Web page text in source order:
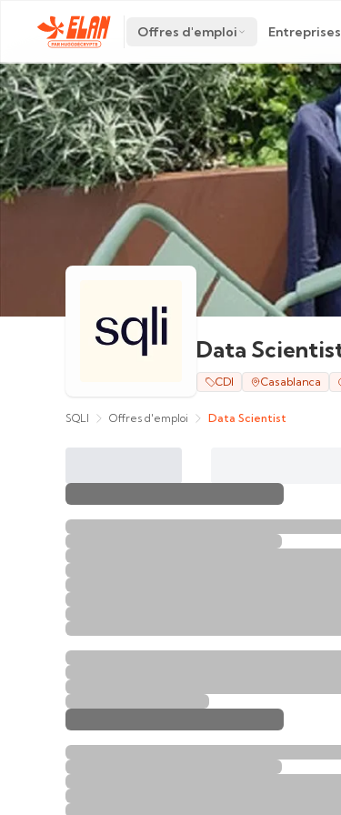
Offres d'emploi Entreprises
Data
CDI Casablanca
SQLI Offres d'emploi Data Scientist